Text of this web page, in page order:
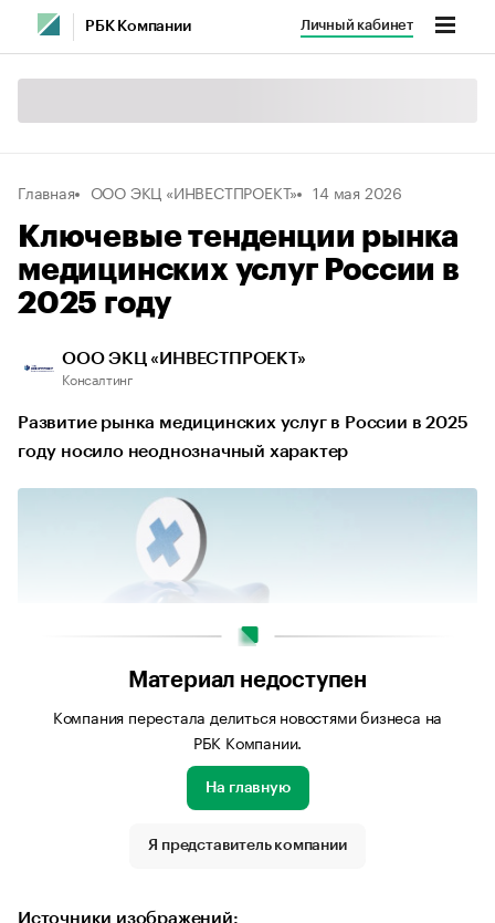
РБК Компании Личный кабинет
Главная ООО ЭКЦ «ИНВЕСТПРОЕКТ» 14 мая 2026
Ключевые тенденции рынка
медицинских услуг России в
2025 году
ООО ЭКЦ «ИНВЕСТПРОЕКТ»
Консалтинг
Развитие рынка медицинских услуг в России в 2025
году носило неоднозначный характер
Источник изображения: freepik.com
Материал недоступен
Компания перестала делиться новостями бизнеса на
РБК Компании.
На главную
Я представитель компании
Источники изображений: